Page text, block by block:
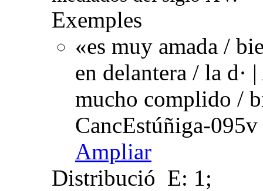
Exemples
«es muy amada /
en delantera / la d·
mucho complido /
CancEstúñiga-
Ampliar
Distribució E: 1;